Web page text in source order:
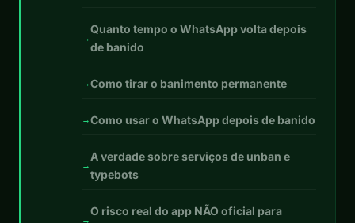
Quanto tempo o WhatsApp volta depois
de banido
Como tirar o banimento permanente
Como usar o WhatsApp depois de banido
A verdade sobre serviços de unban e
typebots
O risco real do app NÃO oficial para